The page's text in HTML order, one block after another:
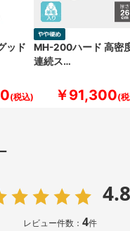
ッド
MH-200ハード 高密
連続ス…
￥91,300
4.8
レビュー件数：4件